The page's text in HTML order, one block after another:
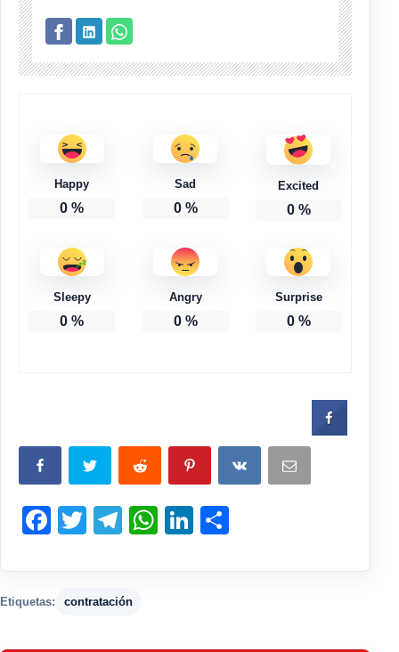
Happy
0 %
Sad
0%
Excited
0%
Sleepy
0 %
Angry
0%
Surprise
0%
Facebook
TwitterTelegram
WhatsApp
LinkedIn
Etiquetas: contratación